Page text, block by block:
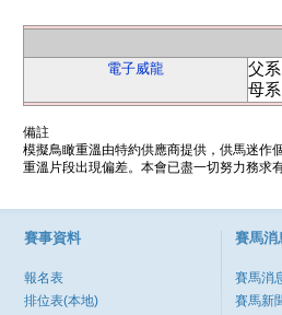
電子威龍
父
母
備註
模擬鳥瞰重溫由特約供應商提供，供馬迷作
重溫片段出現偏差。本會已盡一切努力務求
賽事資料
報名表
排位表(本地)
賽馬消
賽馬消
賽馬新